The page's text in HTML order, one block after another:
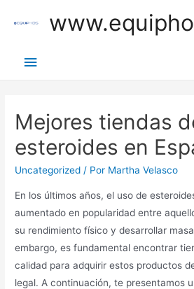
Menú
Mejores tiendas
esteroides en
Uncategorized / Por Martha Velasco
En los últimos años, el uso de
aumentado en popularidad entre
su rendimiento físico y desarrollar
embargo, es fundamental encontrar
calidad para adquirir estos productos
legal. A continuación, te presentamos